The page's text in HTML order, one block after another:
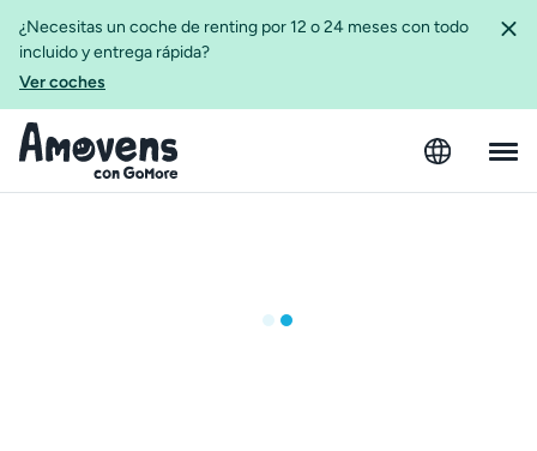
¿Necesitas un coche de renting por 12 o 24 meses con todo
incluido y entrega rápida?
Ver coches